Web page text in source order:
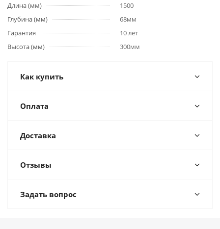
Длина (мм)
1500
Глубина (мм)
68мм
Гарантия
10 лет
Высота (мм)
300мм
Как купить
Оплата
Доставка
Отзывы
Задать вопрос